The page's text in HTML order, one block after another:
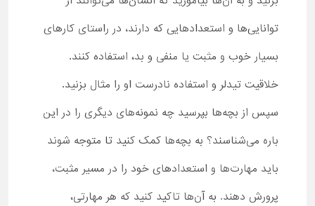
توانایی‌ها و استعدادهایی که دارند، در راستای کارهای
بسیار خوب و مثبت یا منفی و بد، استفاده کنند.
خلاقیت تیدلر و استفاده نادرست او را مثال بزنید.
سپس از بچه‌ها بپرسید چه نمونه‌های دیگری را در این
باره می‌شناسند؟ به بچه‌ها کمک کنید تا متوجه شوند
باید مهارت‌ها و استعدادهای خود را در مسیر مثبت،
پرورش دهند. به آن‌ها تاکید کنید که هر مهارتی،